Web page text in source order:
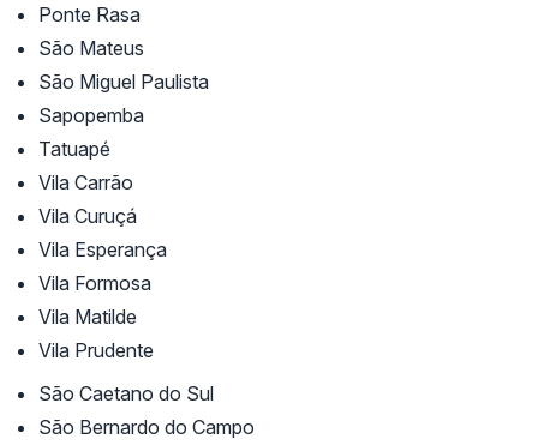
Ponte Rasa
São Mateus
São Miguel Paulista
Sapopemba
Tatuapé
Vila Carrão
Vila Curuçá
Vila Esperança
Vila Formosa
Vila Matilde
Vila Prudente
São Caetano do Sul
São Bernardo do Campo